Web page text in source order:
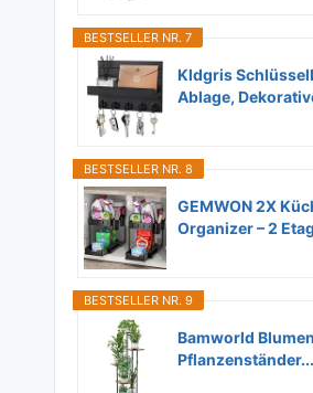
BESTSELLER NR. 7
Kldgris
Ablage,
BESTSELLER NR. 8
GEMWON 2X
Organizer – 2
BESTSELLER NR. 9
Bamworld
Pflanzenständer...